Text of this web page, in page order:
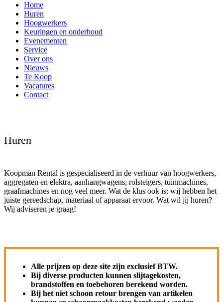
Home
Huren
Hoogwerkers
Keuringen en onderhoud
Evenementen
Service
Over ons
Nieuws
Te Koop
Vacatures
Contact
Huren
Koopman Rental is gespecialiseerd in de verhuur van hoogwerkers,
aggregaten en elektra, aanhangwagens, rolsteigers, tuinmachines,
graafmachines en nog veel meer. Wat de klus ook is: wij hebben het
juiste gereedschap, materiaal of apparaat ervoor. Wat wil jij huren?
Wij adviseren je graag!
Alle prijzen op deze site zijn exclusief BTW.
Bij diverse producten kunnen slijtagekosten,
brandstoffen en toebehoren berekend worden.
Bij het niet schoon retour brengen van artikelen